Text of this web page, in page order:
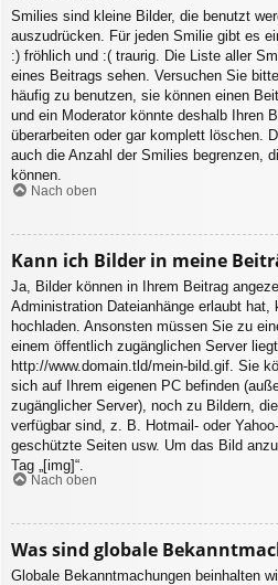
Smilies sind kleine Bilder, die benutzt
auszudrücken. Für jeden Smilie gibt es
:) fröhlich und :( traurig. Die Liste aller
eines Beitrags sehen. Versuchen Sie
häufig zu benutzen, sie können einen
und ein Moderator könnte deshalb Ihren
überarbeiten oder gar komplett löschen.
auch die Anzahl der Smilies begrenzen,
können.
Nach oben
Kann ich Bilder in meine
Ja, Bilder können in Ihrem Beitrag
Administration Dateianhänge erlaubt
hochladen. Ansonsten müssen Sie zu
einem öffentlich zugänglichen Server
http://www.domain.tld/mein-bild.gif. Sie
sich auf Ihrem eigenen PC befinden
zugänglicher Server), noch zu Bildern,
verfügbar sind, z. B. Hotmail- oder
geschützte Seiten usw. Um das Bild
Tag „[img]“.
Nach oben
Was sind globale
Globale Bekanntmachungen beinhalten